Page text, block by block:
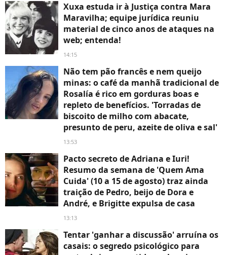
Xuxa estuda ir à Justiça contra Mara
Maravilha; equipe jurídica reuniu
material de cinco anos de ataques na
web; entenda!
14:15
Não tem pão francês e nem queijo
minas: o café da manhã tradicional de
Rosalía é rico em gorduras boas e
repleto de benefícios. 'Torradas de
biscoito de milho com abacate,
presunto de peru, azeite de oliva e sal'
13:53
Pacto secreto de Adriana e Iuri!
Resumo da semana de 'Quem Ama
Cuida' (10 a 15 de agosto) traz ainda
traição de Pedro, beijo de Dora e
André, e Brigitte expulsa de casa
13:13
Tentar 'ganhar a discussão' arruína os
casais: o segredo psicológico para